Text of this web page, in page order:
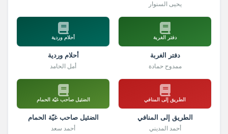
يحيى السنوار
دفتر الغربة
دفتر الغربة
ممدوح حمادة
أحلام وردية
أحلام وردية
أمل الحامد
الطريق إلى المنافي
الطريق إلى المنافي
أحمد المديني
الضئيل صاحب غيّة الحمام
الضئيل صاحب غيّة الحمام
أحمد سعد